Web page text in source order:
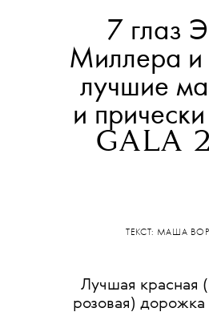
7 глаз
Миллера и
лучшие
и прически
GALA
ТЕКСТ: МАША
Лучшая красная
розовая) дорожка